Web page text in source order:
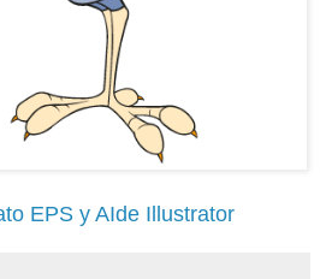
EPS y AIde Illustrator